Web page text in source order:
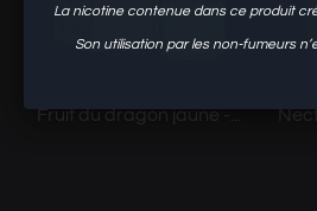
Fruit du dragon jaune -...
La nicotine contenue dans ce produit
Son utilisation par les non-fumeurs